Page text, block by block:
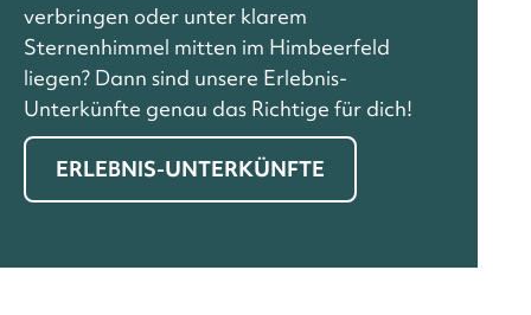
verbringen oder unter klarem
Sternenhimmel mitten im Himbeerfeld
liegen? Dann sind unsere Erlebnis-
Unterkünfte genau das Richtige für dich!
ERLEBNIS-UNTERKÜNFTE